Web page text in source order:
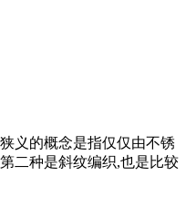
义的概念是指仅仅由不锈
种是斜纹编织,也是比较